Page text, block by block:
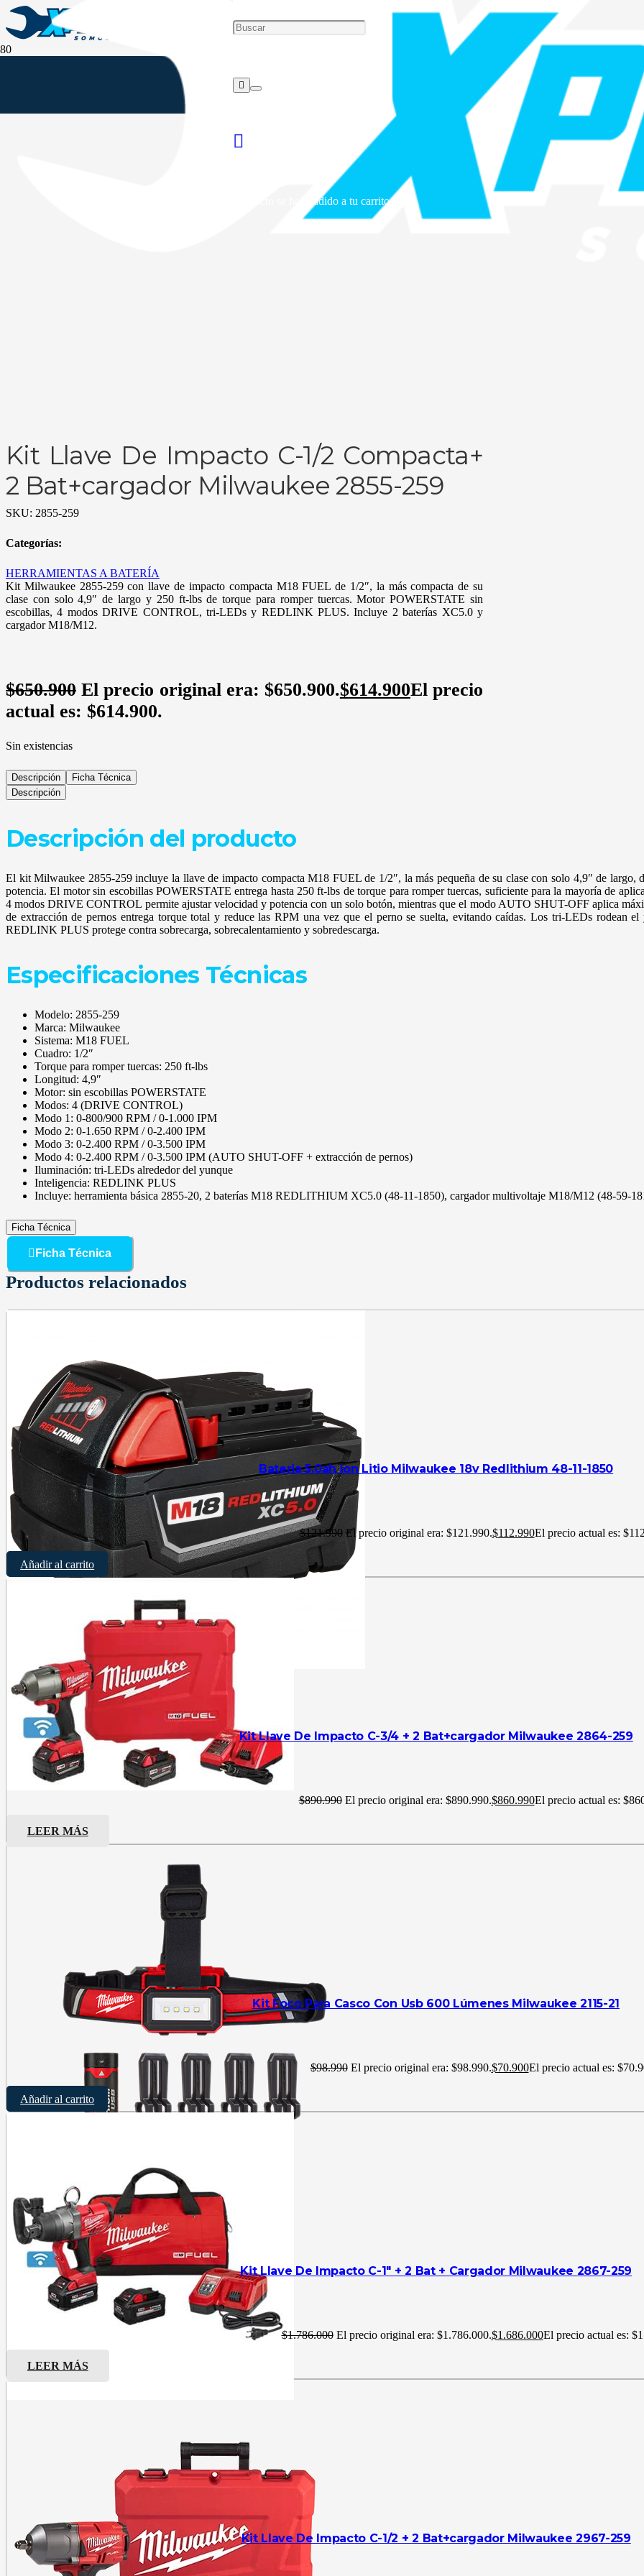
se ha añadido a tu carrito.
Kit Llave De Impacto C-1/2 Compacta+
2 Bat+cargador Milwaukee 2855-259
SKU: 2855-259
Categorías:
HERRAMIENTAS A BATERÍA
Kit Milwaukee 2855-259 con llave de impacto compacta M18 FUEL de 1/2″, la más compacta de su
clase con solo 4,9″ de largo y 250 ft-lbs de torque para romper tuercas. Motor POWERSTATE sin
escobillas, 4 modos DRIVE CONTROL, tri-LEDs y REDLINK PLUS. Incluye 2 baterías XC5.0 y
cargador M18/M12.
$650.900 El precio original era: $650.900.$614.900El precio
actual es: $614.900.
Sin existencias
Descripción
Ficha Técnica
Descripción
Descripción del producto
El kit Milwaukee 2855-259 incluye la llave de impacto compacta M18 FUEL de 1/2″, la más pequeña de su clase con solo 4,9″ de largo,
potencia. El motor sin escobillas POWERSTATE entrega hasta 250 ft-lbs de torque para romper tuercas, suficiente para la mayoría de
4 modos DRIVE CONTROL permite ajustar velocidad y potencia con un solo botón, mientras que el modo AUTO SHUT-OFF aplica
de extracción de pernos entrega torque total y reduce las RPM una vez que el perno se suelta, evitando caídas. Los tri-LEDs rodean
REDLINK PLUS protege contra sobrecarga, sobrecalentamiento y sobredescarga.
Especificaciones Técnicas
Modelo: 2855-259
Marca: Milwaukee
Sistema: M18 FUEL
Cuadro: 1/2″
Torque para romper tuercas: 250 ft-lbs
Longitud: 4,9″
Motor: sin escobillas POWERSTATE
Modos: 4 (DRIVE CONTROL)
Modo 1: 0-800/900 RPM / 0-1.000 IPM
Modo 2: 0-1.650 RPM / 0-2.400 IPM
Modo 3: 0-2.400 RPM / 0-3.500 IPM
Modo 4: 0-2.400 RPM / 0-3.500 IPM (AUTO SHUT-OFF + extracción de pernos)
Iluminación: tri-LEDs alrededor del yunque
Inteligencia: REDLINK PLUS
Incluye: herramienta básica 2855-20, 2 baterías M18 REDLITHIUM XC5.0 (48-11-1850), cargador multivoltaje M18/M12 (48-59-
Ficha Técnica
Ficha Técnica
Productos relacionados
Bateria 5.0ah Ion Litio Milwaukee 18v Redlithium 48-11-1850
$121.990 El precio original era: $121.990.$112.990El precio actual es:
Añadir al carrito
Kit Llave De Impacto C-3/4 + 2 Bat+cargador Milwaukee 2864-259
$890.990 El precio original era: $890.990.$860.990El precio actual es:
LEER MÁS
Kit Foco Para Casco Con Usb 600 Lúmenes Milwaukee 2115-21
$98.990 El precio original era: $98.990.$70.900El precio actual es:
Añadir al carrito
Kit Llave De Impacto C-1″ + 2 Bat + Cargador Milwaukee 2867-259
$1.786.000 El precio original era: $1.786.000.$1.686.000El precio actual es:
LEER MÁS
Kit Llave De Impacto C-1/2 + 2 Bat+cargador Milwaukee 2967-259